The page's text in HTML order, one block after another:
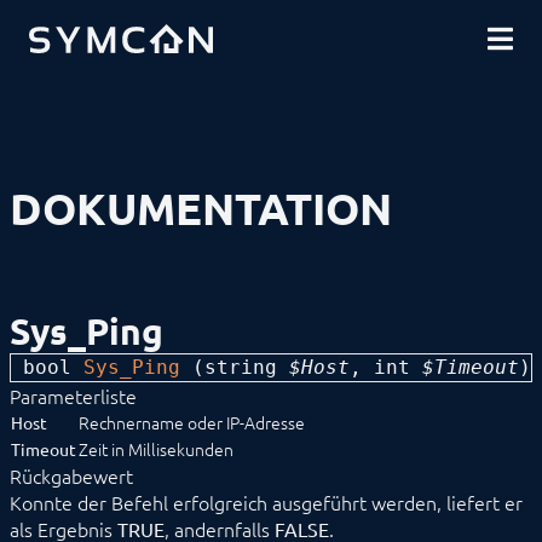
COMMUNITY
DOKUMENTATION
EINFÜHRUNG
INSTALLATION
MODULREFERENZ
Geräte
Sprachassistenten
Benachrichtigungen
Kern Instanzen
Archive Control
Berechtigungssteuerung
Calendar Control
Connect Control
Cutter
DNS-SD Control
Sys_Ping
bool Sys_Ping ( string $Host , int $Timeout )
Parameterliste
Host Rechnername oder IP-Adresse
TimeoutZeit in Millisekunden
Rückgabewert
Konnte der Befehl erfolgreich ausgeführt werden, liefert er
als Ergebnis TRUE, andernfalls FALSE.